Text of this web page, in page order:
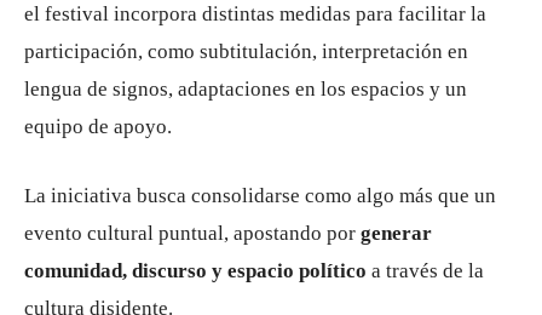
el festival incorpora distintas medidas para facilitar la
participación, como subtitulación, interpretación en
lengua de signos, adaptaciones en los espacios y un
equipo de apoyo.
La iniciativa busca consolidarse como algo más que un
evento cultural puntual, apostando por generar
comunidad, discurso y espacio político a través de la
cultura disidente.